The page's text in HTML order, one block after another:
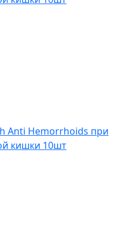
Anti Hemorrhoids при
кишки 10шт